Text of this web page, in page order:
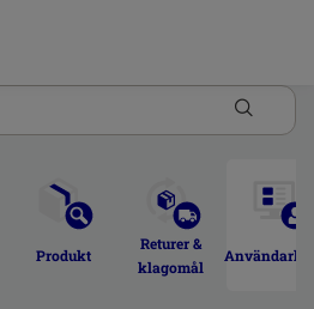
Produkt
Returer &
klagomål